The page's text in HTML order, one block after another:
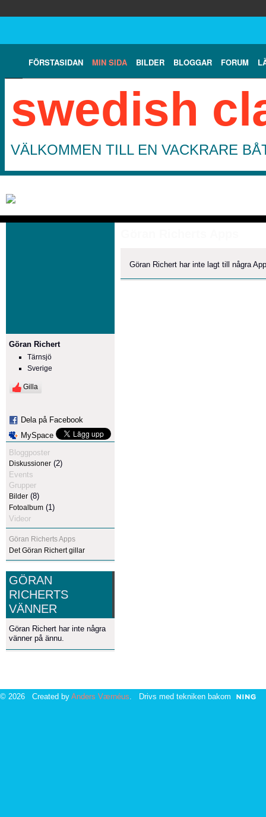
FÖRSTASIDAN MIN SIDA BILDER BLOGGAR FORUM
swedish
VÄLKOMMEN TILL EN VACKRARE
Göran Richert
Tärnsjö
Sverige
Gilla
Dela på Facebook
MySpace
Bloggposter
Diskussioner (2)
Events
Grupper
Bilder (8)
Fotoalbum (1)
Videor
Göran Richerts Apps
Det Göran Richert gillar
GÖRAN
RICHERTS
VÄNNER
Göran Richert har inte några
vänner på ännu.
Göran Richert har inte lagt till några
© 2026 Created by Anders Værnéus . Drivs med tekniken bakom